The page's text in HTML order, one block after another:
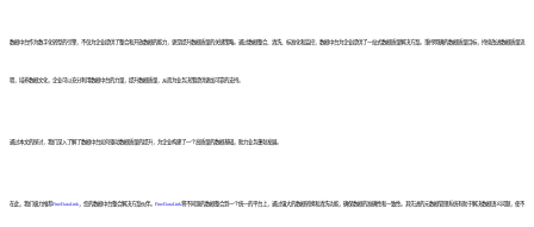
数据中台作为数字化转型的引擎，不仅为企业提供了整合和开放数据的能力，更是提升数据质量的关键策略。通过数据整合、清洗、标准化和监控，数据中台为企业提供了一站式数据质量解决方案。秉持明确的数据质量目标，持续改进数据质量流
程，培养数据文化，企业可以充分利用数据中台的力量，提升数据质量，从而为业务决策提供更加可靠的支持。
通过本文的探讨，我们深入了解了数据中台如何驱动数据质量的提升，为企业构建了一个高质量的数据基础，助力业务蓬勃发展。
在此，我们极力推荐FineDataLink ，您的数据中台整合解决方案伙伴。 FineDataLink将不同源的数据整合到一个统一的平台上，通过强大的数据转换和清洗功能，确保数据的准确性和一致性。其先进的元数据管理系统有助于解决数据语义问题，使不